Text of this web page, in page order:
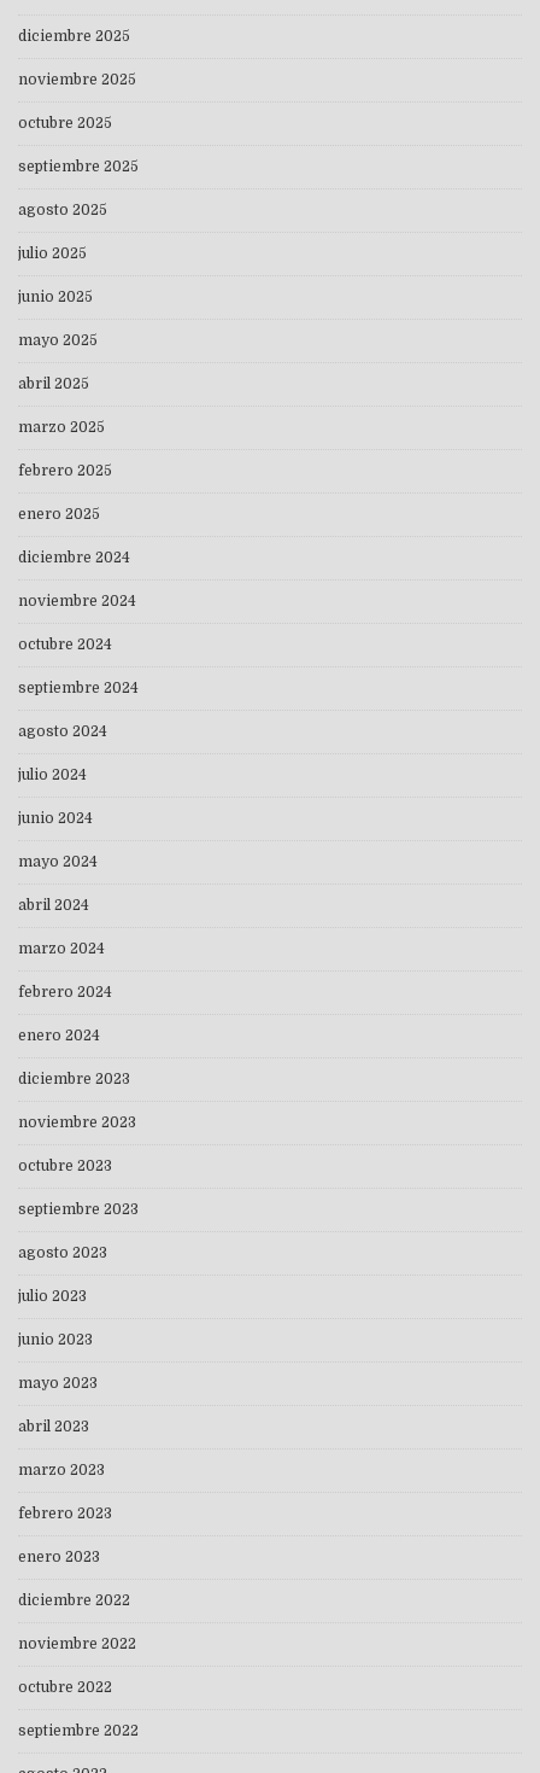
diciembre 2025
noviembre 2025
octubre 2025
septiembre 2025
agosto 2025
julio 2025
junio 2025
mayo 2025
abril 2025
marzo 2025
febrero 2025
enero 2025
diciembre 2024
noviembre 2024
octubre 2024
septiembre 2024
agosto 2024
julio 2024
junio 2024
mayo 2024
abril 2024
marzo 2024
febrero 2024
enero 2024
diciembre 2023
noviembre 2023
octubre 2023
septiembre 2023
agosto 2023
julio 2023
junio 2023
mayo 2023
abril 2023
marzo 2023
febrero 2023
enero 2023
diciembre 2022
noviembre 2022
octubre 2022
septiembre 2022